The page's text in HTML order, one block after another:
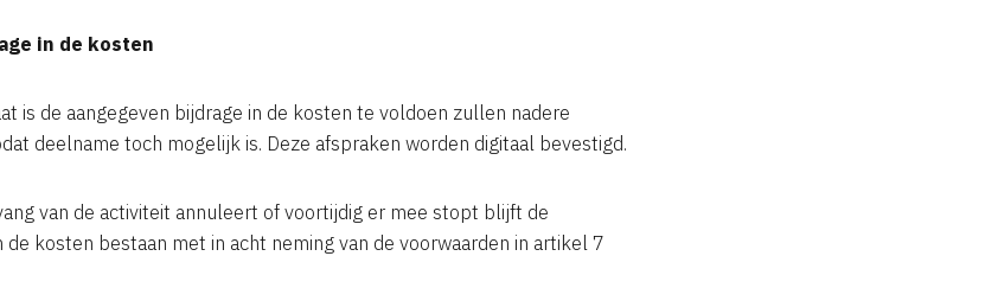
in de kosten
is de aangegeven bijdrage in de kosten te voldoen zullen nadere
deelname toch mogelijk is. Deze afspraken worden digitaal bevestigd.
van de activiteit annuleert of voortijdig er mee stopt blijft de
kosten bestaan met in acht neming van de voorwaarden in artikel 7